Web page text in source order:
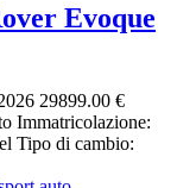
Evoque
29899.00 €
Immatricolazione:
Tipo di cambio: